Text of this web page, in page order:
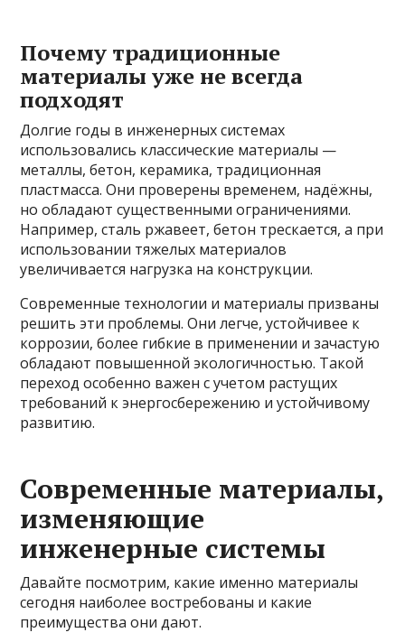
Почему традиционные
материалы уже не всегда
подходят
Долгие годы в инженерных системах
использовались классические материалы —
металлы, бетон, керамика, традиционная
пластмасса. Они проверены временем, надёжны,
но обладают существенными ограничениями.
Например, сталь ржавеет, бетон трескается, а при
использовании тяжелых материалов
увеличивается нагрузка на конструкции.
Современные технологии и материалы призваны
решить эти проблемы. Они легче, устойчивее к
коррозии, более гибкие в применении и зачастую
обладают повышенной экологичностью. Такой
переход особенно важен с учетом растущих
требований к энергосбережению и устойчивому
развитию.
Современные материалы,
изменяющие
инженерные системы
Давайте посмотрим, какие именно материалы
сегодня наиболее востребованы и какие
преимущества они дают.